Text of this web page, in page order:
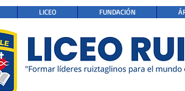
LICEO FUNDACIÓN